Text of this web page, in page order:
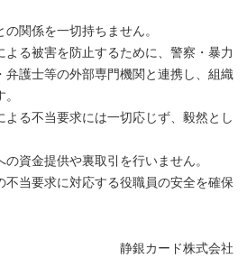
関係を一切持ちません。
よる被害を防止するために、警察・暴力
弁護士等の外部専門機関と連携し、組織
よる不当要求には一切応じず、毅然とし
資金提供や裏取引を行いません。
不当要求に対応する役職員の安全を確保
静銀カード株式会社